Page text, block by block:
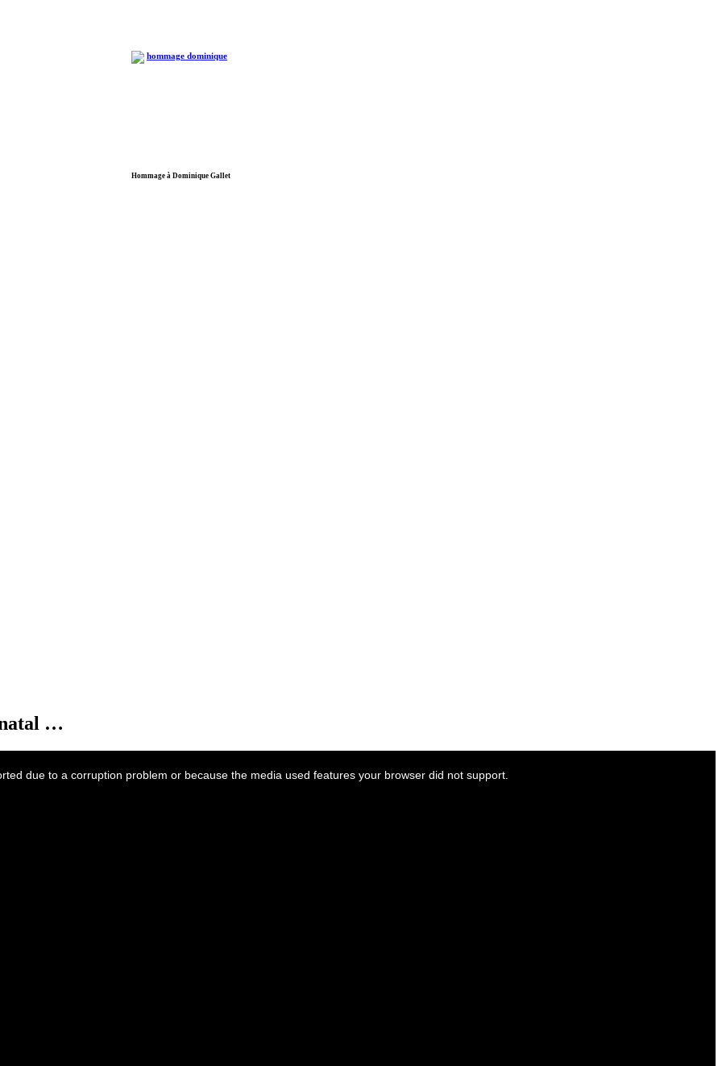
Hommage à Dominique Gallet
natal …
due to a corruption problem or because the media used features your browser did not support.